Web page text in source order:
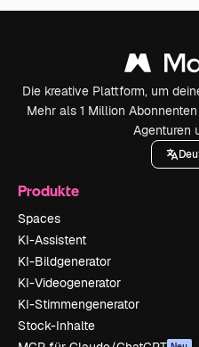
Die kreative Plattform, um
Mehr als 1 Million
Agenturen
Produkte
Spaces
KI-Assistent
KI-Bildgenerator
KI-Videogenerator
KI-Stimmengenerator
Stock-Inhalte